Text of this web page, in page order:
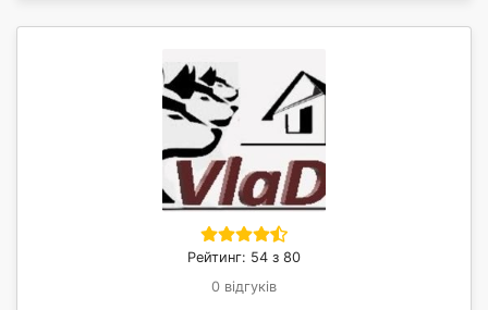
Рейтинг: 54 з 80
0 відгуків